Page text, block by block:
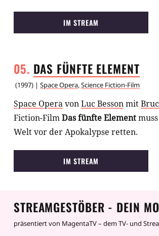
IM STREAM
DAS FÜNFTE ELEMENT
(1997) | Space Opera,Science Fiction-Film
Space OperavonLuc Bessonmit
Fiction-FilmDas fünfte Element
Welt vor der Apokalypse retten.
IM STREAM
STREAMGESTÖBER - DEIN
präsentiert von MagentaTV – dem TV- und